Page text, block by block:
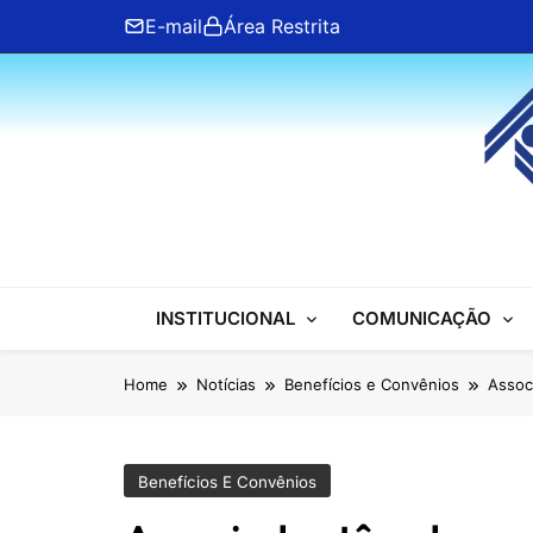
content
E-mail Área Restrita
ANFIP Nacional
INSTITUCIONAL COMUNICAÇÃO
Home Notícias Benefícios e Convênios
Benefícios E Convênios